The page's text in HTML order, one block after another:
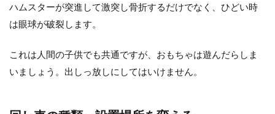
ハムスターが突進して激突し骨折するだけでなく、ひどい時
は眼球が破裂します。
これは人間の子供でも共通ですが、おもちゃは遊んだらしま
いましょう。出しっ放しにしてはいけません。